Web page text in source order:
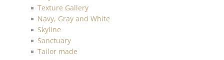
Texture Gallery
Navy, Gray and White
Skyline
Sanctuary
Tailor made